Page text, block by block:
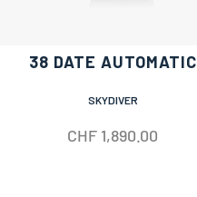
38 DATE AUTOMATIC
SKYDIVER
CHF 1,890.00